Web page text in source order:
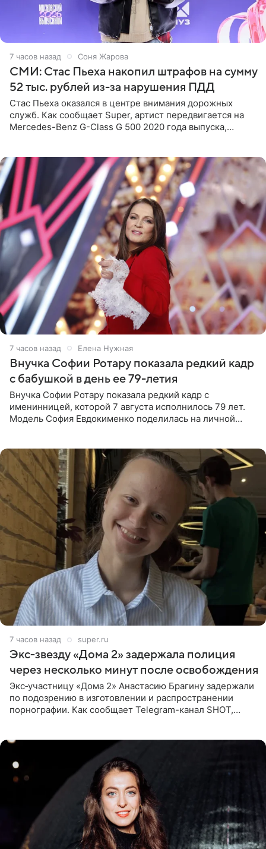
7 часов назад Соня Жарова
СМИ: Стас Пьеха накопил штрафов на сумму
52 тыс. рублей из-за нарушения ПДД
Стас Пьеха оказался в центре внимания дорожных
служб. Как сообщает Super, артист передвигается на
Mercedes-Benz G-Class G 500 2020 года выпуска,
7 часов назад Елена Нужная
Внучка Софии Ротару показала редкий кадр
с бабушкой в день ее 79-летия
Внучка Софии Ротару показала редкий кадр с
именинницей, которой 7 августа исполнилось 79 лет.
Модель София Евдокименко поделилась на личной
7 часов назад super.ru
Экс‑звезду «Дома 2» задержала полиция
через несколько минут после освобождения
Экс‑участницу «Дома 2» Анастасию Брагину задержали
по подозрению в изготовлении и распространении
порнографии. Как сообщает Telegram-канал SHOT,